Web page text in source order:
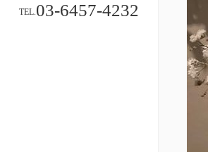
TEL.03-6457-4232